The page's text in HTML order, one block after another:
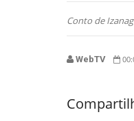
Conto de
WebTV